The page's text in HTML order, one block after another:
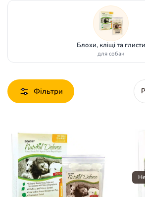
Блохи, кліщі та глисти
для собак
Фільтри